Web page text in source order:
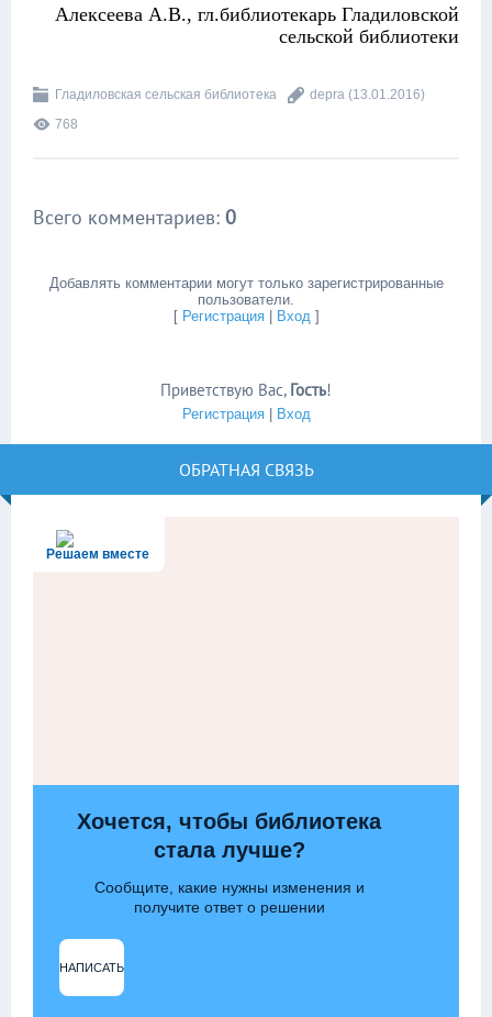
Алексеева А.В., гл.библиотекарь Гладиловской
сельской библиотеки
Гладиловская сельская библиотека depra (13.01.2016)
768
Всего комментариев: 0
Добавлять комментарии могут только зарегистрированные
пользователи.
[ Регистрация| Вход]
Приветствую Вас, Гость!
Регистрация| Вход
ОБРАТНАЯ СВЯЗЬ
Решаем вместе
Хочется, чтобы библиотека
стала лучше?
Сообщите, какие нужны изменения и
получите ответ о решении
НАПИСАТЬ